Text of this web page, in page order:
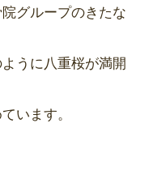
グループのきたな
うに八重桜が満開
います。